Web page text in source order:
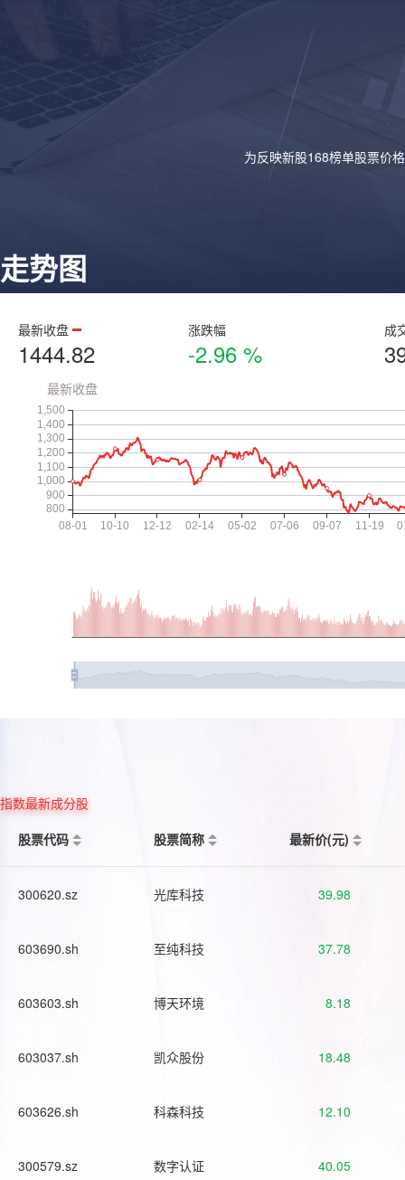
为反映新股168榜单股票价
走势图
最新收盘
1444.82
涨跌幅
-2.96 %
成
指数最新成分股
股票代码
股票简称 最新价(元)
300620.sz 光库科技 39.98
603690.sh 至纯科技 37.78
603603.sh 博天环境 8.18
603037.sh 凯众股份 18.48
603626.sh 科森科技 12.10
300579.sz 数字认证 40.05